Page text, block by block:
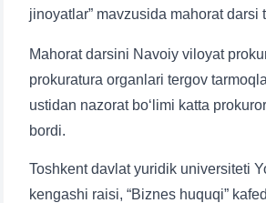
Email
send
jinoyatlar” mavzusida mahorat darsi
Mahorat darsini Navoiy viloyat
prokuratura organlari tergov
ustidan nazorat bo‘limi katta
bordi.
Toshkent davlat yuridik universiteti
kengashi raisi, “Biznes huquqi”